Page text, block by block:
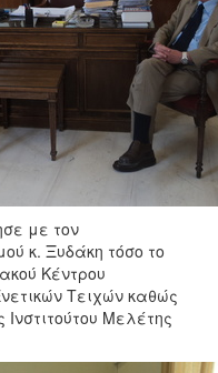
με τον
κ. Ξυδάκη τόσο το
Κέντρου
Τειχών καθώς
Ινστιτούτου Μελέτης